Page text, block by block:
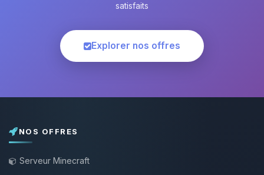
satisfaits
Explorer nos offres
NOS OFFRES
Serveur Minecraft